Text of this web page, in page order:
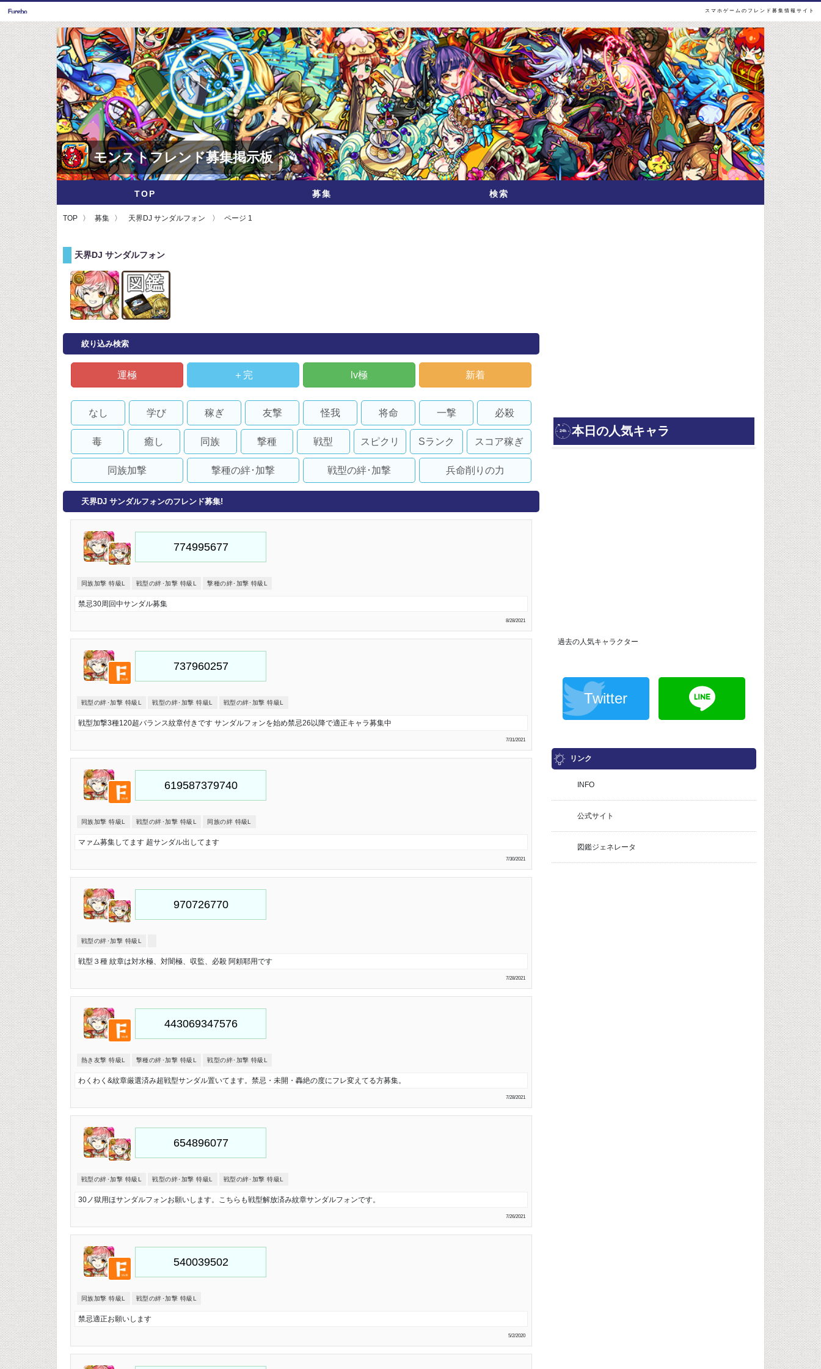
スマホゲームのフレンド募集情報サイト
モンストフレンド募集掲示板
TOP 募集 検索
TOP 募集 天界DJ サンダルフォン ページ 1
天界DJ サンダルフォン
絞り込み検索
運極 ＋完 lv極 新着
なし 学び 稼ぎ 友撃 怪我 将命 一撃 必殺
毒 癒し 同族 撃種 戦型 スピクリ Sランク スコア稼ぎ
同族加撃 撃種の絆･加撃 戦型の絆･加撃 兵命削りの力
天界DJ サンダルフォンのフレンド募集!
同族加撃 特級L 戦型の絆･加撃 特級L 撃種の絆･加撃 特級L
禁忌30周回中サンダル募集
8/28/2021
戦型の絆･加撃 特級L 戦型の絆･加撃 特級L 戦型の絆･加撃 特級L
戦型加撃3種120超バランス紋章付きです サンダルフォンを始め禁忌26以降で適正キャラ募集中
7/31/2021
同族加撃 特級L 戦型の絆･加撃 特級L 同族の絆 特級L
マァム募集してます 超サンダル出してます
7/30/2021
戦型の絆･加撃 特級L
戦型３種 紋章は対水極、対闇極、収監、必殺 阿頼耶用です
7/28/2021
熱き友撃 特級L 撃種の絆･加撃 特級L 戦型の絆･加撃 特級L
わくわく&紋章厳選済み超戦型サンダル置いてます。禁忌・未開・轟絶の度にフレ変えてる方募集。
7/28/2021
戦型の絆･加撃 特級L 戦型の絆･加撃 特級L 戦型の絆･加撃 特級L
30ノ獄用ほサンダルフォンお願いします。こちらも戦型解放済み紋章サンダルフォンです。
7/26/2021
同族加撃 特級L 戦型の絆･加撃 特級L
禁忌適正お願いします
5/2/2020
過去の人気キャラクター
Twitter
リンク
INFO
公式サイト
図鑑ジェネレータ